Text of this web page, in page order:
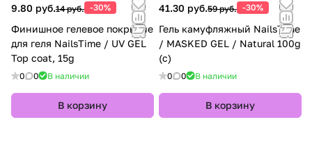
9.80 руб.14 руб. -30%
Финишное гелевое покрытие
для геля NailsTime / UV GEL
Top coat, 15g
0 0 В наличии
В корзину
41.30 руб.59 руб. -30%
Гель камуфляжный NailsTime
/ MASKED GEL / Natural 100g
(с)
0 0 В наличии
В корзину